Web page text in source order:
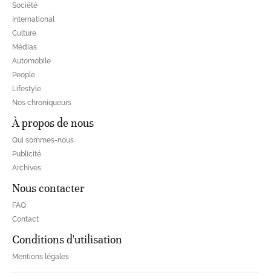
Société
International
Culture
Médias
Automobile
People
Lifestyle
Nos chroniqueurs
À propos de nous
Qui sommes-nous
Publicité
Archives
Nous contacter
FAQ
Contact
Conditions d'utilisation
Mentions légales